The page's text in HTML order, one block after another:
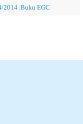
2014 |Buku EGC